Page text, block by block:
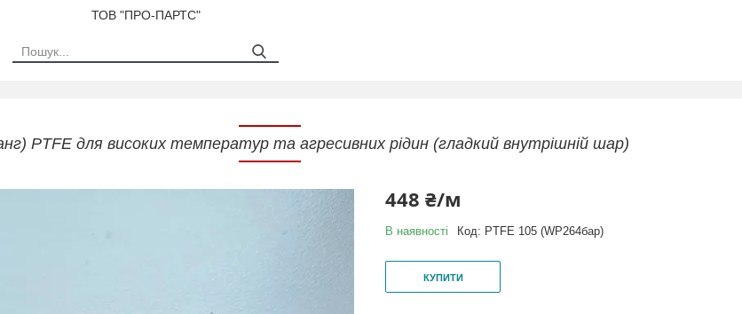
ТОВ "ПРО-ПАРТС"
PTFE для високих температур та агресивних рідин (гладкий внутрішній шар)
448 ₴/м
В наявності Код: PTFE 105 (WP264бар)
КУПИТИ